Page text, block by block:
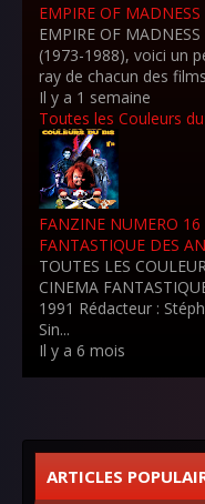
EMPIRE OF
EMPIRE OF
(1973-1988), voici un
ray de chacun des
Il y a 1 semaine
Toutes les Couleurs
FANZINE NUMERO
FANTASTIQUE DES
TOUTES LES
CINEMA
1991 Rédacteur :
Sin...
Il y a 6 mois
ARTICLES